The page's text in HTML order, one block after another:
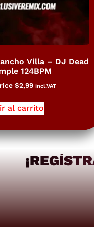
Villa – DJ Dead
124BPM
$2,99 incl.VAT
al carrito